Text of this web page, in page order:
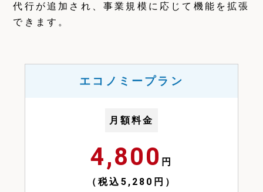
代行が追加され、事業規模に応じて機能を拡張
できます。
エコノミープラン
月額料金
4,800 円
（税込5,280円）